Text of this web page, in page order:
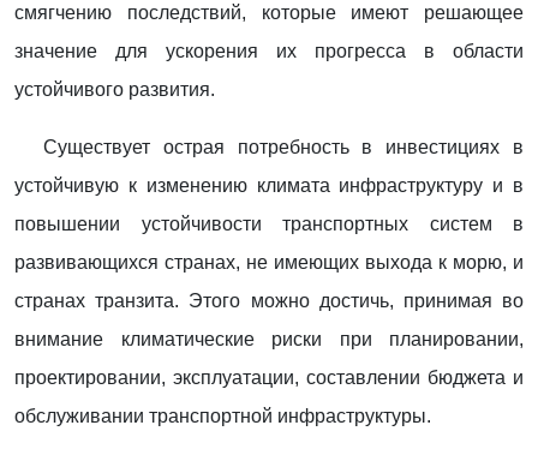
смягчению последствий, которые имеют решающее
значение для ускорения их прогресса в области
устойчивого развития.
Существует острая потребность в инвестициях в
устойчивую к изменению климата инфраструктуру и в
повышении устойчивости транспортных систем в
развивающихся странах, не имеющих выхода к морю, и
странах транзита. Этого можно достичь, принимая во
внимание климатические риски при планировании,
проектировании, эксплуатации, составлении бюджета и
обслуживании транспортной инфраструктуры.